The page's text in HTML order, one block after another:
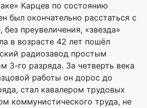
Карцев по состоянию
был окончательно расстаться с
преувеличения, «звезда»
в возрасте 42 лет пошёл
радиозавод простым
3-го разряда. За четверть века
работы он дорос до
стал кавалером трудовых
коммунистического труда, не